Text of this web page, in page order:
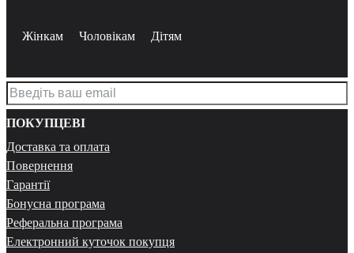
Жінкам Чоловікам Дітям
ПОКУПЦЕВІ
Доставка та оплата
Повернення
Гарантії
Бонусна програма
Реферальна програма
Електронний куточок покупця